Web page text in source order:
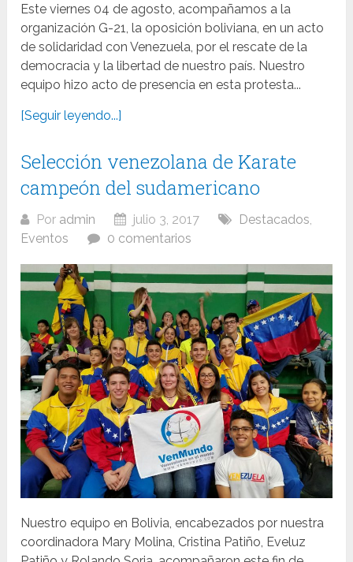
Este viernes 04 de agosto, acompañamos a la
organización G-21, la oposición boliviana, en un acto
de solidaridad con Venezuela, por el rescate de la
democracia y la libertad de nuestro país. Nuestro
equipo hizo acto de presencia en esta protesta...
[Seguir leyendo...]
Selección venezolana de Karate
campeón del sudamericano
Por admin julio 3, 2017 Destacados,
Eventos
0 comentarios
Nuestro equipo en Bolivia, encabezados por nuestra
coordinadora Mary Molina, Cristina Patiño, Eveluz